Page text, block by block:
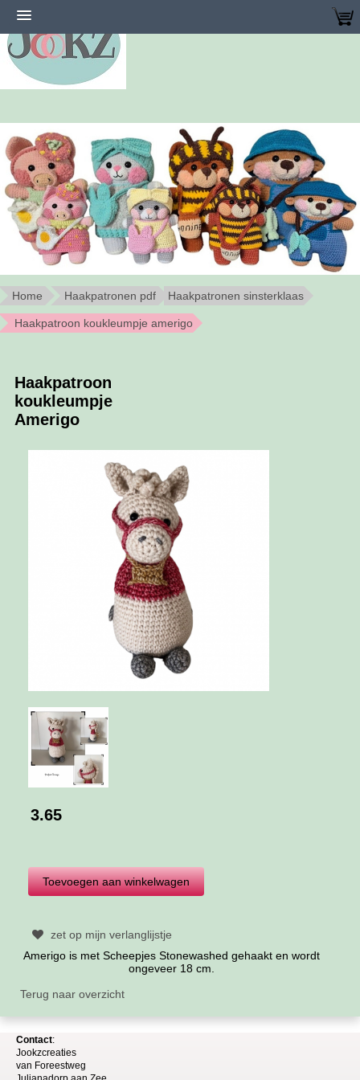
Home Haakpatronen pdf Haakpatronen sinsterklaas
Haakpatroon koukleumpje amerigo
Haakpatroon
koukleumpje
Amerigo
3.65
zet op mijn verlanglijstje
Amerigo is met Scheepjes Stonewashed gehaakt en wordt
ongeveer 18 cm.
Terug naar overzicht
Contact:
Jookzcreaties
van Foreestweg